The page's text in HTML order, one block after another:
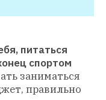
питаться
спортом
заниматься
правильно